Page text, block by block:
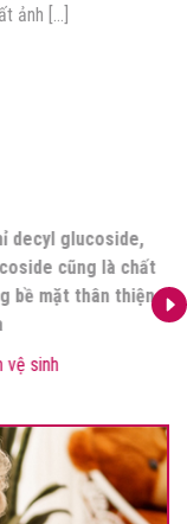
ảnh […]
decyl glucoside,
cũng là chất
bề mặt thân thiện
vệ sinh